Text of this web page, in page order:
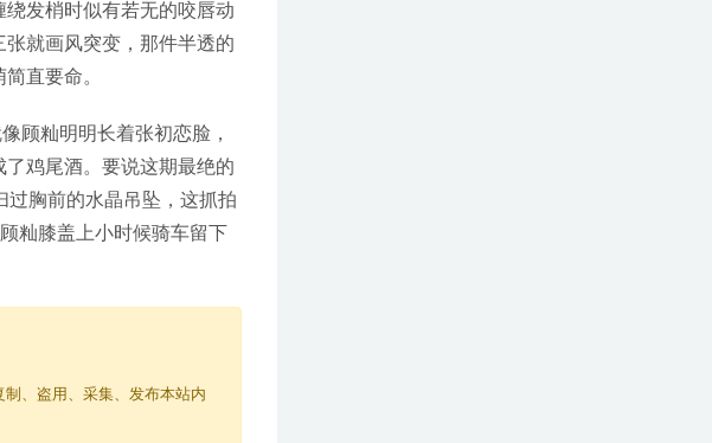
发梢时似有若无的咬唇动
就画风突变，那件半透的
直要命。
顾籼明明长着张初恋脸，
鸡尾酒。要说这期最绝的
过胸前的水晶吊坠，这抓拍
籼膝盖上小时候骑车留下
、盗用、采集、发布本站内